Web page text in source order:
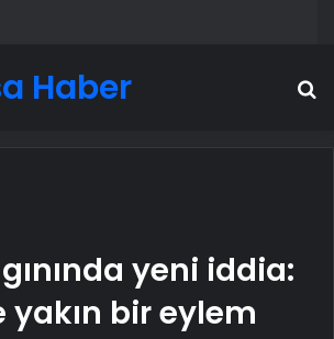
Haber
yeni iddia:
yakın bir eylem